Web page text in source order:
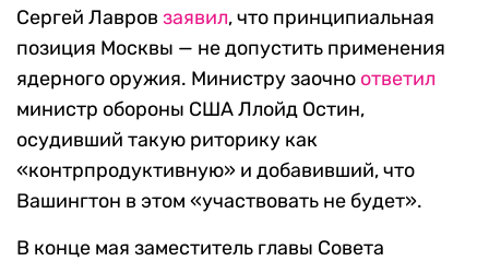
Сергей Лавров заявил, что принципиальная
позиция Москвы — не допустить применения
ядерного оружия. Министру заочно ответил
министр обороны США Ллойд Остин,
осудивший такую риторику как
«контрпродуктивную» и добавивший, что
Вашингтон в этом «участвовать не будет».
В конце мая заместитель главы Совета